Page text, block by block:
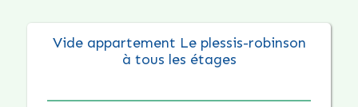
Vide appartement Le plessis-robinson
à tous les étages